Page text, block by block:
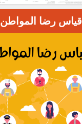
قياس رضا المواطن